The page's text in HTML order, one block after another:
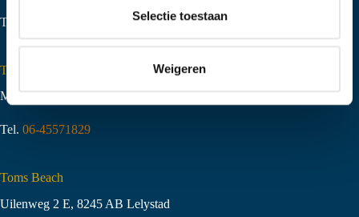
i
Selectie toestaan
Weigeren
Tel.
Toms Creek Appeltern
Molenstraat 10,6629 KJ Appeltern
Tel. 06-45571829
Toms Beach
Uilenweg 2 E, 8245 AB Lelystad